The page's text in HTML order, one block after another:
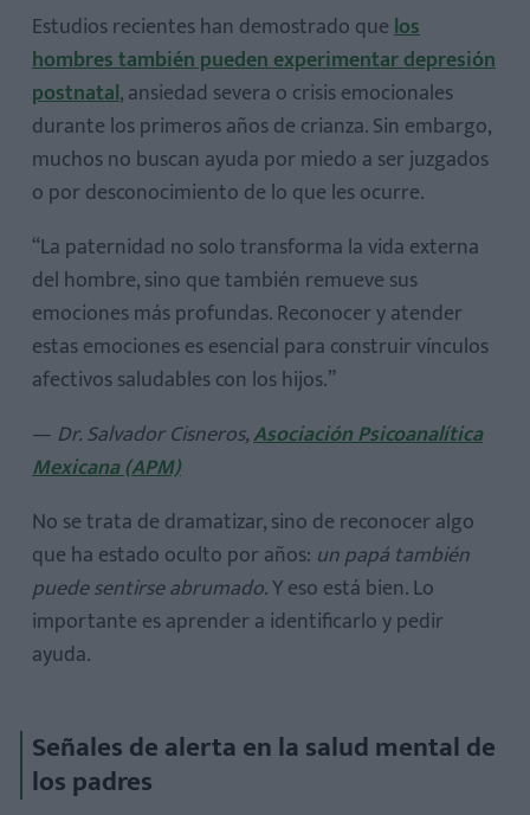
Estudios recientes han demostrado quelos
hombres también pueden experimentar depresión
postnatal, ansiedad severa o crisis emocionales
durante los primeros años de crianza. Sin embargo,
muchos no buscan ayuda por miedo a ser juzgados
o por desconocimiento de lo que les ocurre.
“La paternidad no solo transforma la vida externa
del hombre, sino que también remueve sus
emociones más profundas. Reconocer y atender
estas emociones es esencial para construir vínculos
afectivos saludables con los hijos.”
— Dr. Salvador Cisneros,Asociación Psicoanalítica
Mexicana (APM)
No se trata de dramatizar, sino de reconocer algo
que ha estado oculto por años: un papá también
puede sentirse abrumado. Y eso está bien. Lo
importante es aprender a identificarlo y pedir
ayuda.
Señales de alerta en la salud mental de
los padres